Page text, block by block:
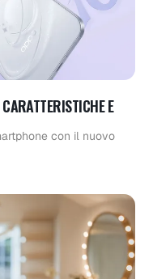
E
con il nuovo